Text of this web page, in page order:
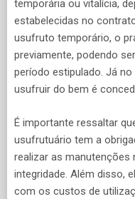
temporária ou vitalícia,
estabelecidas no
usufruto temporário, o
previamente, podendo
período estipulado. Já
usufruir do bem é
É importante ressaltar
usufrutuário tem a
realizar as manutenções
integridade. Além disso,
com os custos de